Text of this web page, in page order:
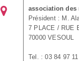
association des
Président : M.
7 PLACE / RUE
70000 VESOUL
Tel. : 03 84 97